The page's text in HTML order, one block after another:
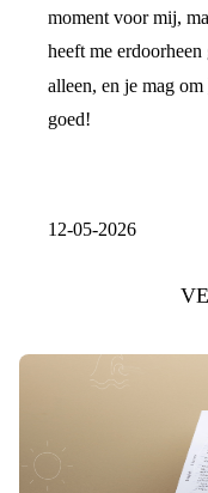
moment voor mij,
heeft me
alleen, en je mag om
goed!
12-05-2026